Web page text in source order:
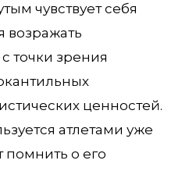
чувствует себя
возражать
точки зрения
ценностей.
атлетами уже
помнить о его